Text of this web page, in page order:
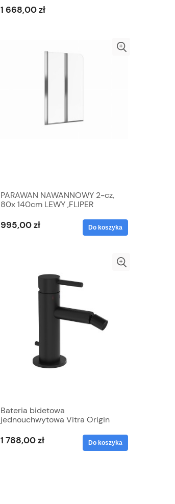
1 668,00 zł
PARAWAN NAWANNOWY 2-cz,
80x 140cm LEWY ,FLIPER
995,00 zł Do koszyka
Bateria bidetowa
jednouchwytowa Vitra Origin
1 788,00 zł Do koszyka